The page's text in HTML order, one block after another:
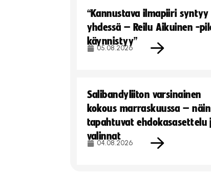
“Kannustava ilmapiiri syntyy
yhdessä – Reilu Aikuinen -
käynnistyy”
05.08.2026
Salibandyliiton varsinainen
kokous marraskuussa – näin
tapahtuvat ehdokasasettelu
valinnat
04.08.2026